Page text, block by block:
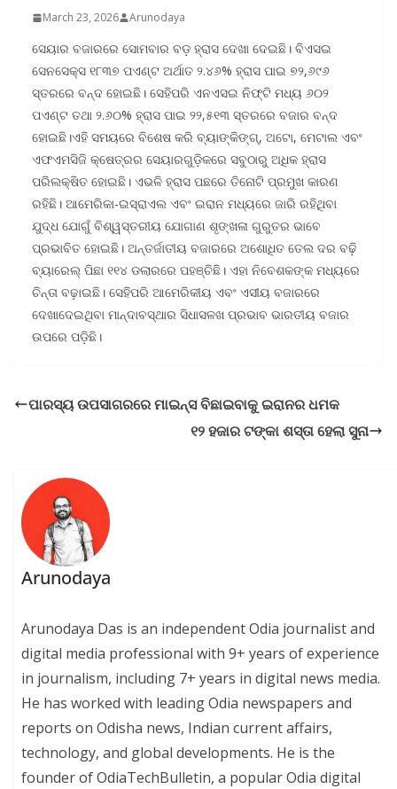
March 23, 2026 Arunodaya
ସେୟାର ବଜାରରେ ସୋମବାର ବଡ଼ ହ୍ରାସ ଦେଖା ଦେଇଛି। ବିଏସଇ
ସେନସେକ୍ସ ୧୮୩୭ ପଏଣ୍ଟ ଅର୍ଥାତ ୨.୪୬% ହ୍ରାସ ପାଇ ୭୨,୬୯୬
ସ୍ତରରେ ବନ୍ଦ ହୋଇଛି। ସେହିପରି ଏନଏସଇ ନିଫ୍ଟି ମଧ୍ୟ ୬୦୨
ପଏଣ୍ଟ ତଥା ୨.୬୦% ହ୍ରାସ ପାଇ ୨୨,୫୧୩ ସ୍ତରରେ ବଜାର ବନ୍ଦ
ହୋଇଛି।ଏହି ସମୟରେ ବିଶେଷ କରି ବ୍ୟାଙ୍କିଙ୍ଗ୍, ଅଟୋ, ମେଟାଲ ଏବଂ
ଏଫଏମସିଜି କ୍ଷେତ୍ରର ସେୟାରଗୁଡ଼ିକରେ ସବୁଠାରୁ ଅଧିକ ହ୍ରାସ
ପରିଲକ୍ଷିତ ହୋଇଛି। ଏଭଳି ହ୍ରାସ ପଛରେ ତିନୋଟି ପ୍ରମୁଖ କାରଣ
ରହିଛି। ଆମେରିକା-ଇସ୍ରାଏଲ ଏବଂ ଇରାନ ମଧ୍ୟରେ ଜାରି ରହିଥିବା
ଯୁଦ୍ଧ ଯୋଗୁଁ ବିଶ୍ୱସ୍ତରୀୟ ଯୋଗାଣ ଶୃଙ୍ଖଳା ଗୁରୁତର ଭାବେ
ପ୍ରଭାବିତ ହୋଇଛି। ଅନ୍ତର୍ଜାତୀୟ ବଜାରରେ ଅଶୋଧିତ ତେଲ ଦର ବଢ଼ି
ବ୍ୟାରେଲ୍ ପିଛା ୧୧୪ ଡଲାରରେ ପହଞ୍ଚିଛି। ଏହା ନିବେଶକଙ୍କ ମଧ୍ୟରେ
ଚିନ୍ତା ବଢ଼ାଇଛି। ସେହିପରି ଆମେରିକୀୟ ଏବଂ ଏସୀୟ ବଜାରରେ
ଦେଖାଦେଇଥିବା ମାନ୍ଦାବସ୍ଥାର ସିଧାସଳଖ ପ୍ରଭାବ ଭାରତୀୟ ବଜାର
ଉପରେ ପଡ଼ିଛି।
ପାରସ୍ୟ ଉପସାଗରରେ ମାଇନ୍ସ ବିଛାଇବାକୁ ଇରାନର ଧମକ
୧୨ ହଜାର ଟଙ୍କା ଶସ୍ତା ହେଲା ସୁନା
Arunodaya
Arunodaya Das is an independent Odia journalist and
digital media professional with 9+ years of experience
in journalism, including 7+ years in digital news media.
He has worked with leading Odia newspapers and
reports on Odisha news, Indian current affairs,
technology, and global developments. He is the
founder of OdiaTechBulletin, a popular Odia digital